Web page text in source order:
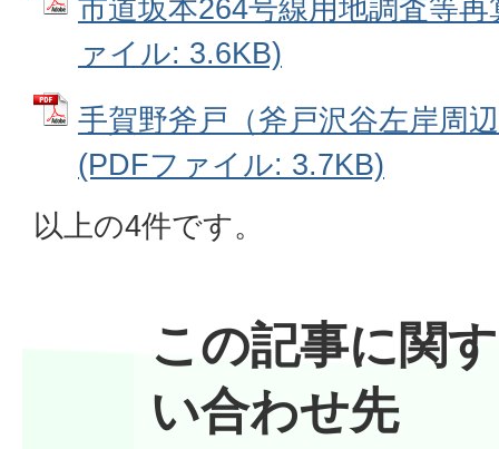
市道坂本264号線用地調査等
ァイル: 3.6KB)
手賀野斧戸（斧戸沢谷左岸周
(PDFファイル: 3.7KB)
以上の4件です。
この記事に関
い合わせ先